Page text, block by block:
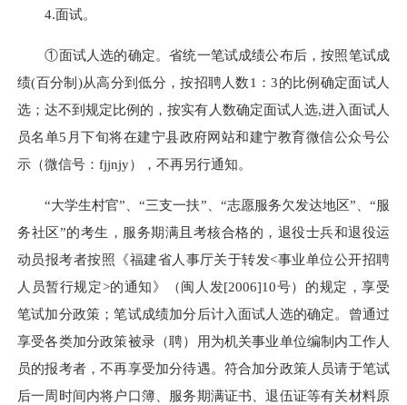
4.面试。
①面试人选的确定。省统一笔试成绩公布后，按照笔试成
绩(百分制 )从高分到低分，按招聘人数1 ：3的比例确定面试人
选；达不到规定比例的，按实有人数确定面试人选,进入面试人
员名单5 月下旬将在建宁县政府网站和建宁教育微信公众号公
示（微信号： fjjnjy），不再另行通知。
“大学生村官”、“三支一扶”、“志愿服务欠发达地区”、“服
务社区”的考生，服务期满且考核合格的，退役士兵和退役运
动员报考者按照《福建省人事厅关于转发<事业单位公开招聘
人员暂行规定>的通知》（闽人发[2006]10号）的规定，享受
笔试加分政策；笔试成绩加分后计入面试人选的确定。曾通过
享受各类加分政策被录（聘）用为机关事业单位编制内工作人
员的报考者，不再享受加分待遇。符合加分政策人员请于笔试
后一周时间内将户口簿、服务期满证书、退伍证等有关材料原